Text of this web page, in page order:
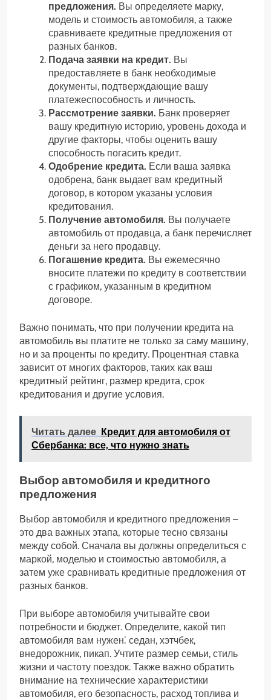
предложения. Вы определяете марку,
модель и стоимость автомобиля, а также
сравниваете кредитные предложения от
разных банков.
Подача заявки на кредит. Вы
предоставляете в банк необходимые
документы, подтверждающие вашу
платежеспособность и личность.
Рассмотрение заявки. Банк проверяет
вашу кредитную историю, уровень дохода и
другие факторы, чтобы оценить вашу
способность погасить кредит.
Одобрение кредита. Если ваша заявка
одобрена, банк выдает вам кредитный
договор, в котором указаны условия
кредитования.
Получение автомобиля. Вы получаете
автомобиль от продавца, а банк перечисляет
деньги за него продавцу.
Погашение кредита. Вы ежемесячно
вносите платежи по кредиту в соответствии
с графиком, указанным в кредитном
договоре.
Важно понимать, что при получении кредита на
автомобиль вы платите не только за саму машину,
но и за проценты по кредиту. Процентная ставка
зависит от многих факторов, таких как ваш
кредитный рейтинг, размер кредита, срок
кредитования и другие условия.
Читать далее Кредит для автомобиля от
Сбербанка: все, что нужно знать
Выбор автомобиля и кредитного
предложения
Выбор автомобиля и кредитного предложения –
это два важных этапа, которые тесно связаны
между собой. Сначала вы должны определиться с
маркой, моделью и стоимостью автомобиля, а
затем уже сравнивать кредитные предложения от
разных банков.
При выборе автомобиля учитывайте свои
потребности и бюджет. Определите, какой тип
автомобиля вам нужен⁚ седан, хэтчбек,
внедорожник, пикап. Учтите размер семьи, стиль
жизни и частоту поездок. Также важно обратить
внимание на технические характеристики
автомобиля, его безопасность, расход топлива и